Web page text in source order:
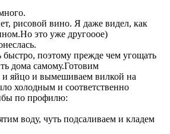
рисовой вино. Я даже видел, как
это уже другооое)
быстро, поэтому прежде чем угощать
дома самому.Готовим
яйцо и вымешиваем вилкой на
холодным и соответственно
по профилю:
воду, чуть подсаливаем и кладем